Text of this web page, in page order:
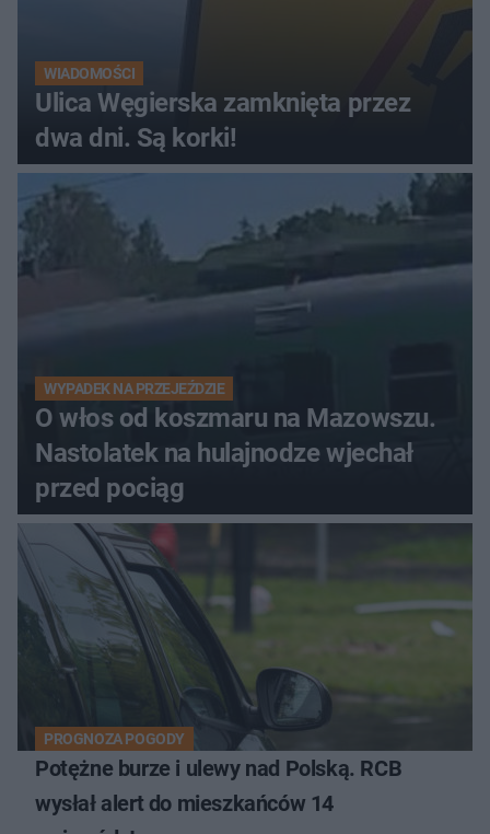
WIADOMOŚCI
Ulica Węgierska zamknięta przez
dwa dni. Są korki!
WYPADEK NA PRZEJEŹDZIE
O włos od koszmaru na Mazowszu.
Nastolatek na hulajnodze wjechał
przed pociąg
PROGNOZA POGODY
Potężne burze i ulewy nad Polską. RCB
wysłał alert do mieszkańców 14